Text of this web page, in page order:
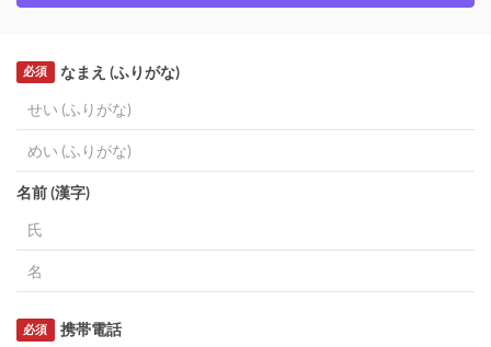
なまえ (ふりがな)
必須
名前 (漢字)
携帯電話
必須